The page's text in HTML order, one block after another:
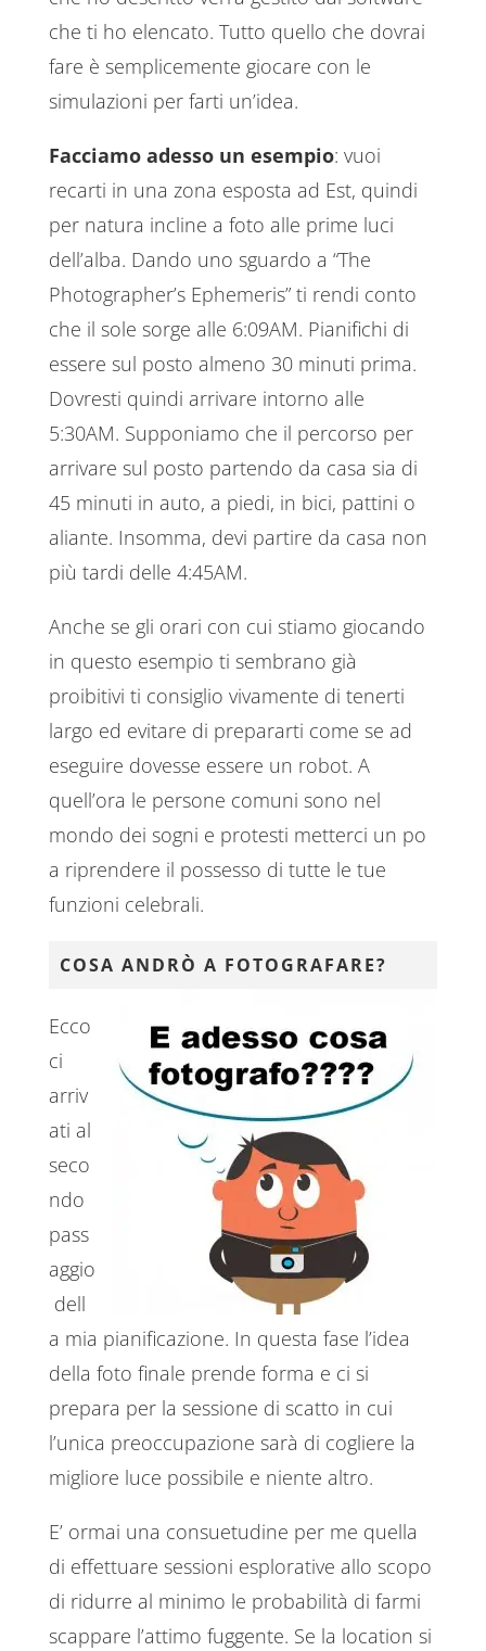
che ti ho elencato. Tutto quello che dovrai
fare è semplicemente giocare con le
simulazioni per farti un’idea.
Facciamo adesso un esempio: vuoi
recarti in una zona esposta ad Est, quindi
per natura incline a foto alle prime luci
dell’alba. Dando uno sguardo a “The
Photographer’s Ephemeris” ti rendi conto
che il sole sorge alle 6:09AM. Pianifichi di
essere sul posto almeno 30 minuti prima.
Dovresti quindi arrivare intorno alle
5:30AM. Supponiamo che il percorso per
arrivare sul posto partendo da casa sia di
45 minuti in auto, a piedi, in bici, pattini o
aliante. Insomma, devi partire da casa non
più tardi delle 4:45AM.
Anche se gli orari con cui stiamo giocando
in questo esempio ti sembrano già
proibitivi ti consiglio vivamente di tenerti
largo ed evitare di prepararti come se ad
eseguire dovesse essere un robot. A
quell’ora le persone comuni sono nel
mondo dei sogni e protesti metterci un po
a riprendere il possesso di tutte le tue
funzioni celebrali.
COSA ANDRÒ A FOTOGRAFARE?
Ecco
ci
arriv
ati al
seco
ndo
pass
aggio
dell
a mia pianificazione. In questa fase l’idea
della foto finale prende forma e ci si
prepara per la sessione di scatto in cui
l’unica preoccupazione sarà di cogliere la
migliore luce possibile e niente altro.
E’ ormai una consuetudine per me quella
di effettuare sessioni esplorative allo scopo
di ridurre al minimo le probabilità di farmi
scappare l’attimo fuggente. Se la location si